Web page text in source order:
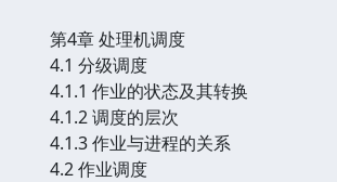
第4章 处理机调度
4.1 分级调度
4.1.1 作业的状态及其转换
4.1.2 调度的层次
4.1.3 作业与进程的关系
4.2 作业调度